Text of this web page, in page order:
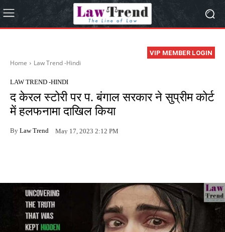
VIP MEMBER LOGIN
Home Law Trend -Hindi
LAW TREND -HINDI
द केरल स्टोरी पर प. बंगाल सरकार ने सुप्रीम कोर्ट
में हलफनामा दाखिल किया
By Law Trend May 17, 2023 2:12 PM